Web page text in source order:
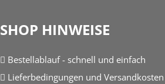
SHOP HINWEISE
Bestellablauf - schnell und einfach
Lieferbedingungen und Versandkosten